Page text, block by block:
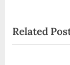
s
P
P
o
Related